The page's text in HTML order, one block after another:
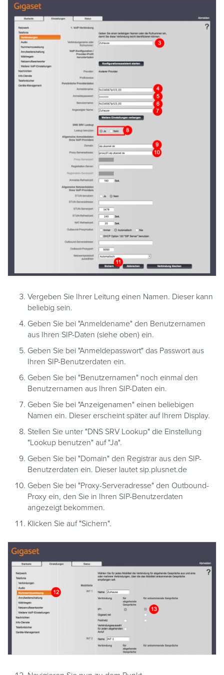
Vergeben Sie Ihrer Leitung einen Namen. Dieser kann
beliebig sein.
Geben Sie bei "Anmeldename" den Benutzernamen
aus Ihren SIP-Daten (siehe oben) ein.
Geben Sie bei "Anmeldepasswort" das Passwort aus
Ihren SIP-Benutzerdaten ein.
Geben Sie bei "Benutzernamen" noch einmal den
Benutzernamen aus Ihren SIP-Daten ein.
Geben Sie bei "Anzeigenamen" einen beliebigen
Namen ein. Dieser erscheint später auf Ihrem Display.
Stellen Sie unter "DNS SRV Lookup" die Einstellung
"Lookup benutzen" auf "Ja".
Geben Sie bei "Domain" den Registrar aus den SIP-
Benutzerdaten ein. Dieser lautet sip.plusnet.de
Geben Sie bei "Proxy-Serveradresse" den Outbound-
Proxy ein, den Sie in Ihren SIP-Benutzerdaten
angezeigt bekommen.
Klicken Sie auf "Sichern".